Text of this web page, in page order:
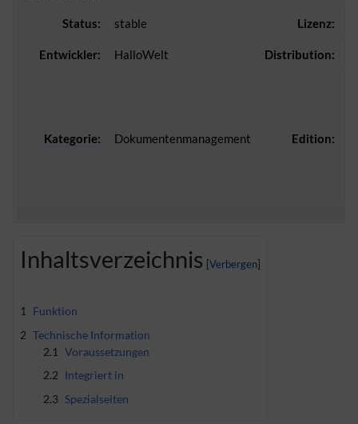
Status: stable Lizenz:
Entwickler: HalloWelt Distribution:
Kategorie: Dokumentenmanagement Edition:
Inhaltsverzeichnis
1
Funktion
2 Technische Information
2.1 Voraussetzungen
2.2 Integriert in
2.3 Spezialseiten